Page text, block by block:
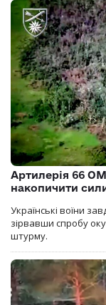
Артилерія 66
накопичити
Українські воїни
зірвавши спробу
штурму.